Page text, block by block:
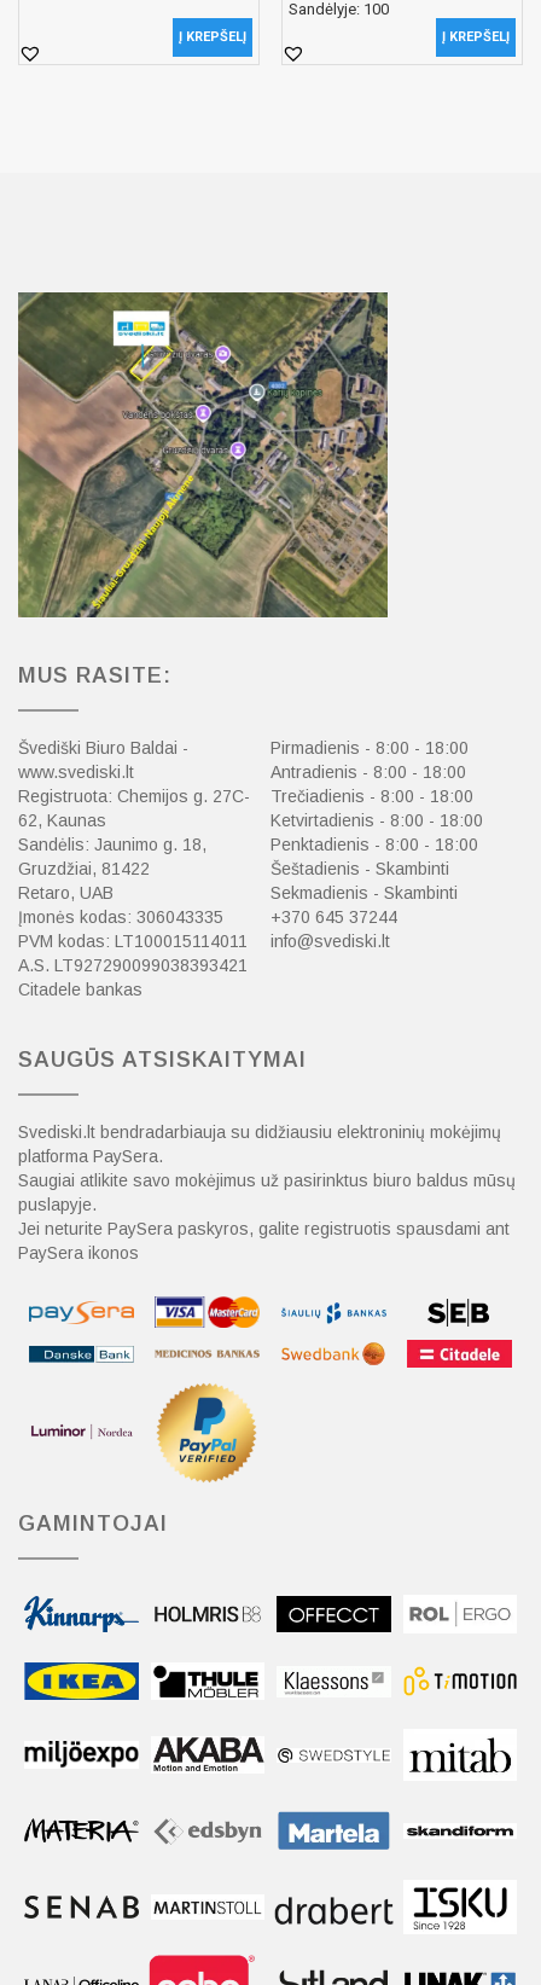
Į KREPŠELĮ
Sandėlyje: 100
Į KREPŠELĮ
MUS RASITE:
Švediški Biuro Baldai -
www.svediski.lt
Registruota: Chemijos g. 27C-
62, Kaunas
Sandėlis: Jaunimo g. 18,
Gruzdžiai, 81422
Retaro, UAB
Įmonės kodas: 306043335
PVM kodas: LT100015114011
A.S. LT927290099038393421
Citadele bankas
Pirmadienis - 8:00 - 18:00
Antradienis - 8:00 - 18:00
Trečiadienis - 8:00 - 18:00
Ketvirtadienis - 8:00 - 18:00
Penktadienis - 8:00 - 18:00
Šeštadienis - Skambinti
Sekmadienis - Skambinti
+370 645 37244
info@svediski.lt
SAUGŪS ATSISKAITYMAI
Svediski.lt bendradarbiauja su didžiausiu elektroninių mokėjimų
platforma PaySera.
Saugiai atlikite savo mokėjimus už pasirinktus biuro baldus mūsų
puslapyje.
Jei neturite PaySera paskyros, galite registruotis spausdami ant
PaySera ikonos
GAMINTOJAI